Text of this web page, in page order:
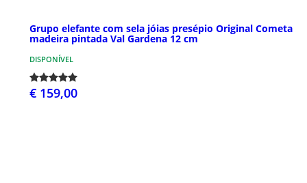
Grupo elefante com sela jóias presépio Original Cometa
madeira pintada Val Gardena 12 cm
DISPONÍVEL
€ 159,00